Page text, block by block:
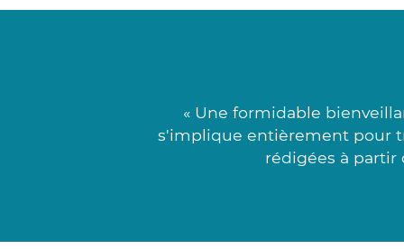
« Une formidable
s'implique entièrement pour
rédigées à partir